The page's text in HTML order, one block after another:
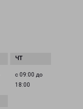
с 09:00 до
18:00